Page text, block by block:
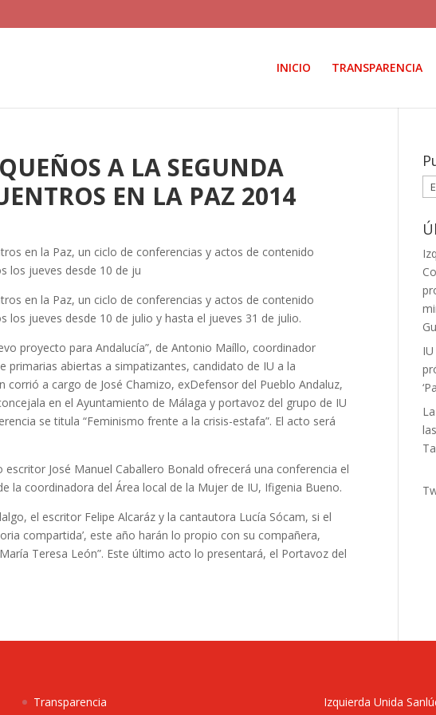
INICIO TRANSPARENCIA
A LA SEGUNDA
EN LA PAZ 2014
en la Paz, un ciclo de conferencias y actos de contenido
los jueves desde 10 de ju
en la Paz, un ciclo de conferencias y actos de contenido
los jueves desde 10 de julio y hasta el jueves 31 de julio.
proyecto para Andalucía”, de Antonio Maíllo, coordinador
primarias abiertas a simpatizantes, candidato de IU a la
corrió a cargo de José Chamizo, exDefensor del Pueblo Andaluz,
en el Ayuntamiento de Málaga y portavoz del grupo de IU
se titula “Feminismo frente a la crisis-estafa”. El acto será
José Manuel Caballero Bonald ofrecerá una conferencia el
la coordinadora del Área local de la Mujer de IU, Ifigenia Bueno.
el escritor Felipe Alcaráz y la cantautora Lucía Sócam, si el
compartida’, este año harán lo propio con su compañera,
Teresa León”. Este último acto lo presentará, el Portavoz del
Transparencia
Izquierda Unida